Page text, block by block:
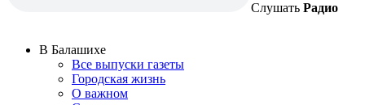
Слушать Радио
В Балашихе
Все выпуски газеты
Городская жизнь
О важном